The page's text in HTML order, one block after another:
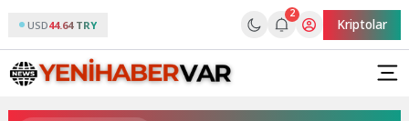
USD44.64 TRY
2
Kriptolar